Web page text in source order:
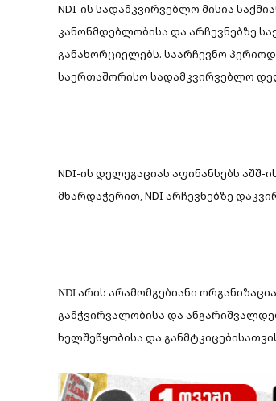
NDI-ის სადამკვირვებლო მისია
კანონმდებლობისა და არჩევნებზე
განახორციელებს. საარჩევნო
საერთაშორისო სადამკვირვებლო
NDI-ის დელეგაციას აფინანსებს აშშ-
მხარდაჭერით, NDI არჩევნებზე
NDI არის არამომგებიანი
გამჭვირვალობისა და
ხელშეწყობისა და